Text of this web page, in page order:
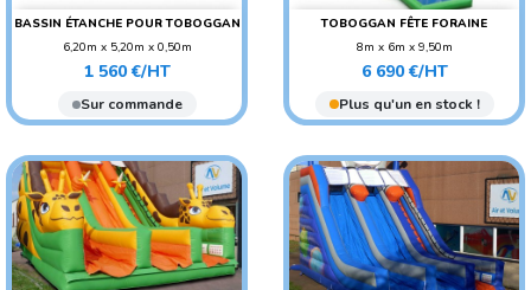
BASSIN ÉTANCHE POUR TOBOGGAN
6,20m x 5,20m x 0,50m
POIDS : 110 KG
Prix
1 560 €/HT
Sur commande
TOBOGGAN FÊTE FORAINE
8m x 6m x 9,50m
POIDS : 500 KG
AGE CONSEILLÉ :
ADO/ADULTE
Prix
6 690 €/HT
Plus qu'un en stock !